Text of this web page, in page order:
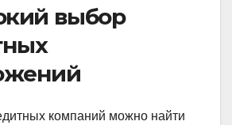
выбор
компаний можно найти